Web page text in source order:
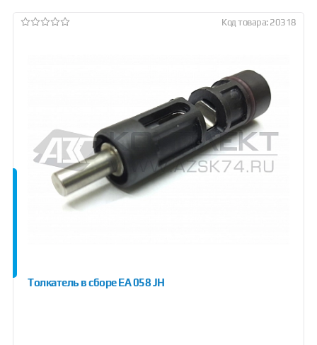
Код товара: 20318
Толкатель в сборе EA 058 JH